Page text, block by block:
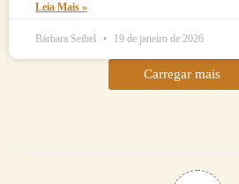
Leia Mais »
Bárbara Seibel 19 de janeiro de 2026
Carregar mais